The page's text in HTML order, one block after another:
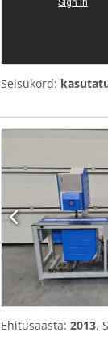
Seisukord:
Ehitusaasta: 2013,